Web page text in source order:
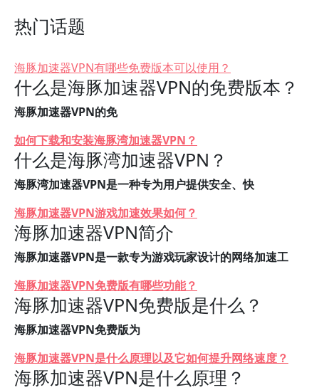
热门话题
海豚加速器VPN有哪些免费版本可以使用？
什么是海豚加速器VPN的免费版本？
海豚加速器VPN的免
如何下载和安装海豚湾加速器VPN？
什么是海豚湾加速器VPN？
海豚湾加速器VPN是一种专为用户提供安全、快
海豚加速器VPN游戏加速效果如何？
海豚加速器VPN简介
海豚加速器VPN是一款专为游戏玩家设计的网络加速工
海豚加速器VPN免费版有哪些功能？
海豚加速器VPN免费版是什么？
海豚加速器VPN免费版为
海豚加速器VPN是什么原理以及它如何提升网络速度？
海豚加速器VPN是什么原理？